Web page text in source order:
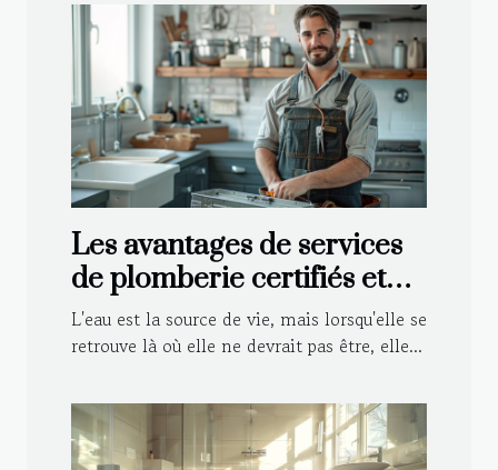
Les avantages de services
de plomberie certifiés et
agréés par les assurances
L'eau est la source de vie, mais lorsqu'elle se
retrouve là où elle ne devrait pas être, elle...